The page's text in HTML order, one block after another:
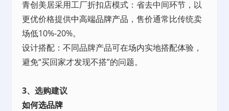
青创美居采用工厂折扣店模式：省去中间环节，以
更优价格提供中高端品牌产品 ，售价通常比传统卖
场低10%-20%。
设计搭配：不同品牌产品可在场内实地搭配体验，
避免“买回家才发现不搭”的问题。
3、选购建议
如何选品牌